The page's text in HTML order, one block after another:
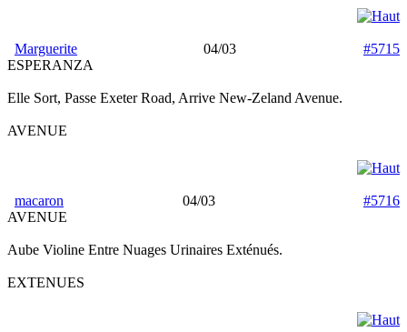
Marguerite 04/03
#5715
ESPERANZA
Elle Sort, Passe Exeter Road, Arrive New-Zeland Avenue.
AVENUE
macaron 04/03
#5716
AVENUE
Aube Violine Entre Nuages Urinaires Exténués.
EXTENUES